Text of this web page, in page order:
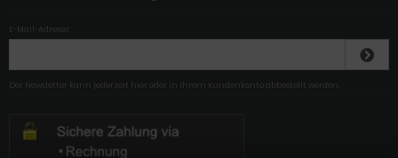
E-Mail-Adresse:
Der Newsletter kann jederzeit hier oder in Ihrem Kundenkonto abbestellt werden.